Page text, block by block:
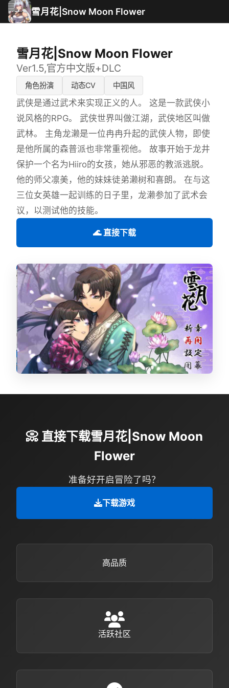
雪月花|Snow Moon Flower
雪月花|Snow Moon Flower
Ver1.5,官方中文版+DLC
角色扮演 动态CV 中国风
武侠是通过武术来实现正义的人。 这是一款武侠小
说风格的RPG。 武侠世界叫做江湖，武侠地区叫做
武林。 主角龙濑是一位冉冉升起的武侠人物，即使
是他所属的森普派也非常重视他。 故事开始于龙井
保护一个名为Hiiro的女孩，她从邪恶的教派逃脱。
他的师父凛美，他的妹妹徒弟濑树和喜朗。 在与这
三位女英雄一起训练的日子里，龙濑参加了武术会
议，以测试他的技能。
🌊 直接下载
📀 直接下载雪月花|Snow Moon
Flower
准备好开启冒险了吗？
下载游戏
高品质
活跃社区